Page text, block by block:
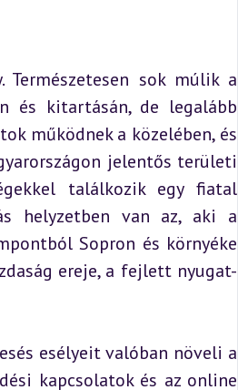
sok múlik a
és kitartásán, de legalább
működnek a közelében, és
jelentős területi
találkozik egy fiatal
helyzetben van az, aki a
Sopron és környéke
ereje, a fejlett nyugat-
esélyeit valóban növeli a
kapcsolatok és az online